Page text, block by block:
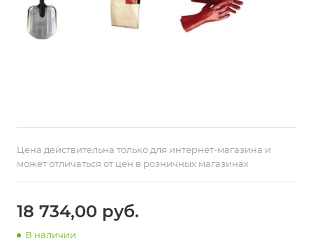
Цена действительна только для интернет-магазина и
может отличаться от цен в розничных магазинах
18 734,00 руб.
В наличии